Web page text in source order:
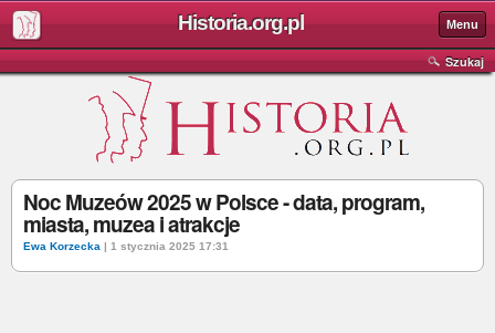
Historia.org.pl Menu
Szukaj
Noc Muzeów 2025 w Polsce - data, program,
miasta, muzea i atrakcje
Ewa Korzecka | 1 stycznia 2025 17:31